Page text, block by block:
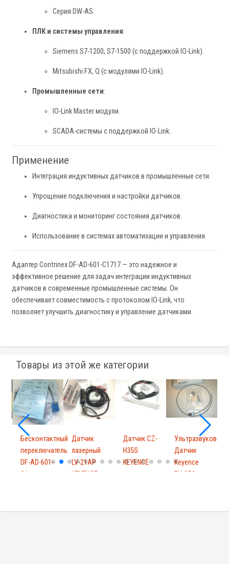
Серия DW-AS.
ПЛК и системы управления:
Siemens S7-1200, S7-1500 (с поддержкой IO-Link).
Mitsubishi FX, Q (с модулями IO-Link).
Промышленные сети:
IO-Link Master модули.
SCADA-системы с поддержкой IO-Link.
Применение
Интеграция индуктивных датчиков в промышленные сети.
Упрощение подключения и настройки датчиков.
Диагностика и мониторинг состояния датчиков.
Использование в системах автоматизации и управления.
Адаптер Contrinex DF-AD-601-C1717 — это надежное и
эффективное решение для задач интеграции индуктивных
датчиков в современные промышленные системы. Он
обеспечивает совместимость с протоколом IO-Link, что
позволяет улучшить диагностику и управление датчиками.
Товары из этой же категории
Бесконтактный
переключатель
DF-AD-601-
C1...
Датчик
лазерный
LV-21AP
KEYENCE
Датчик CZ-
H35S
KEYENCE
Ультразвуковой
Датчик
Keyence
FU-35A